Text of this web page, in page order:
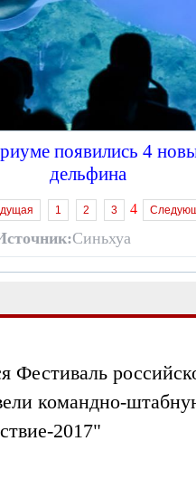
появились 4
дельфина
1 2 3 4
Синьхуа
Фестиваль
командно-
2017"